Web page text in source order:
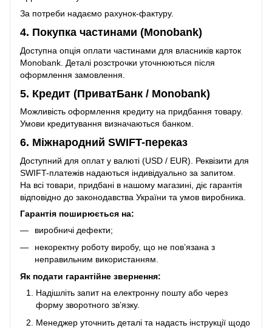
За потреби надаємо рахунок-фактуру.
4. Покупка частинами (Monobank)
Доступна опція оплати частинами для власників карток
Monobank. Деталі розстрочки уточнюються після
оформлення замовлення.
5. Кредит (ПриватБанк / Monobank)
Можливість оформлення кредиту на придбання товару.
Умови кредитування визначаються банком.
6. Міжнародний SWIFT-переказ
Доступний для оплат у валюті (USD / EUR). Реквізити для
SWIFT-платежів надаються індивідуально за запитом.
На всі товари, придбані в нашому магазині, діє гарантія
відповідно до законодавства України та умов виробника.
Гарантія поширюється на:
виробничі дефекти;
некоректну роботу виробу, що не пов’язана з
неправильним використанням.
Як подати гарантійне звернення:
Надішліть запит на електронну пошту або через
форму зворотного зв’язку.
Менеджер уточнить деталі та надасть інструкції щодо